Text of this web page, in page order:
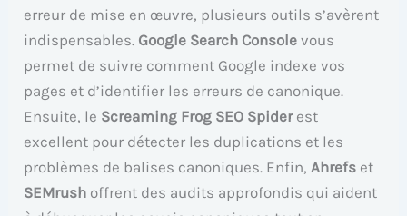
erreur de mise en œuvre, plusieurs outils s’avèrent
indispensables. Google Search Console vous
permet de suivre comment Google indexe vos
pages et d’identifier les erreurs de canonique.
Ensuite, le Screaming Frog SEO Spiderest
excellent pour détecter les duplications et les
problèmes de balises canoniques. Enfin,Ahrefs et
SEMrush offrent des audits approfondis qui aident